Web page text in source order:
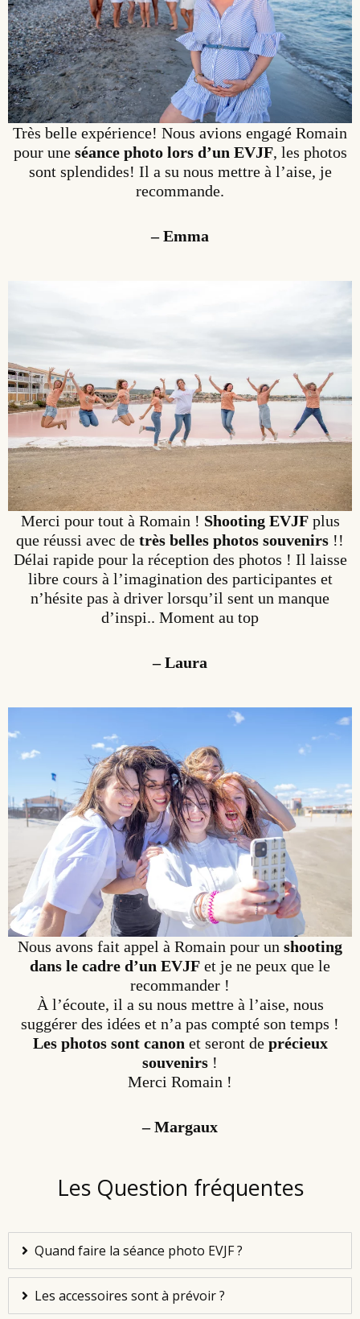
Très belle expérience! Nous avions engagé Romain
pour une séance photo lors d’un EVJF, les photos
sont splendides! Il a su nous mettre à l’aise, je
recommande.
– Emma
Merci pour tout à Romain ! Shooting EVJFplus
que réussi avec de très belles photos souvenirs !!
Délai rapide pour la réception des photos ! Il laisse
libre cours à l’imagination des participantes et
n’hésite pas à driver lorsqu’il sent un manque
d’inspi.. Moment au top
– Laura
Nous avons fait appel à Romain pour un shooting
dans le cadre d’un EVJF et je ne peux que le
recommander !
À l’écoute, il a su nous mettre à l’aise, nous
suggérer des idées et n’a pas compté son temps !
Les photos sont canon et seront de précieux
souvenirs !
Merci Romain !
– Margaux
Les Question fréquentes
Quand faire la séance photo EVJF ?
Les accessoires sont à prévoir ?